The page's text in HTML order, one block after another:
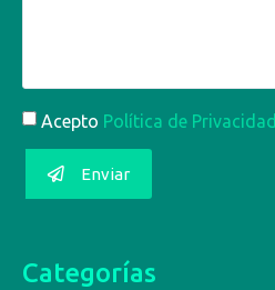
Acepto Política de Privacidad
Enviar
Categorías